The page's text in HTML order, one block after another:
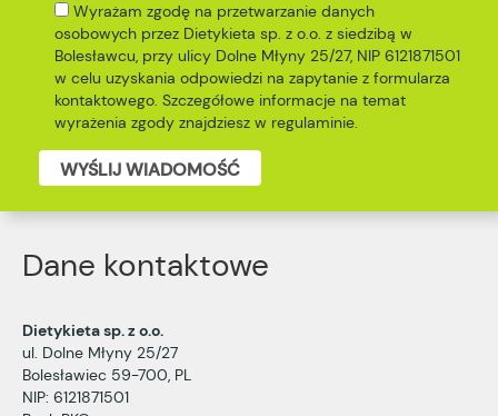
Dane kontaktowe
Dietykieta sp. z o.o.
ul. Dolne Młyny 25/27
Bolesławiec 59-700, PL
NIP: 6121871501
Wyrażam zgodę na przetwarzanie danych
osobowych przez Dietykieta sp. z o.o. z siedzibą w
Bolesławcu, przy ulicy Dolne Młyny 25/27, NIP 6121871501
w celu uzyskania odpowiedzi na zapytanie z formularza
kontaktowego. Szczegółowe informacje na temat
wyrażenia zgody znajdziesz w regulaminie.
WYŚLIJ WIADOMOŚĆ